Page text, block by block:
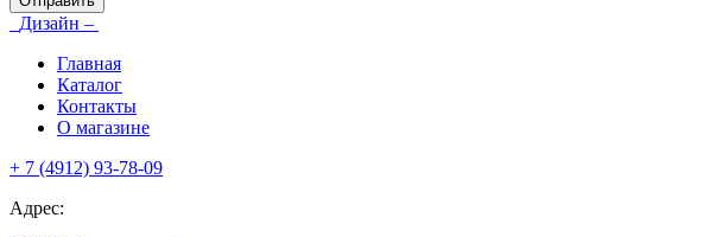
Дизайн –
Главная
Каталог
Контакты
О магазине
+ 7 (4912) 93-78-09
Адрес: